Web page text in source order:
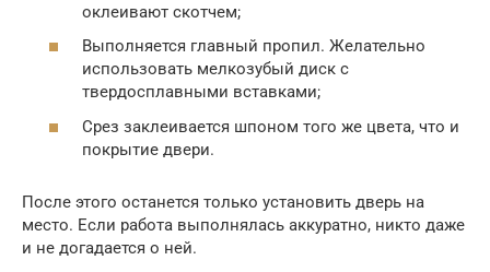
оклеивают скотчем;
Выполняется главный пропил. Желательно
использовать мелкозубый диск с
твердосплавными вставками;
Срез заклеивается шпоном того же цвета, что и
покрытие двери.
После этого останется только установить дверь на
место. Если работа выполнялась аккуратно, никто даже
и не догадается о ней.